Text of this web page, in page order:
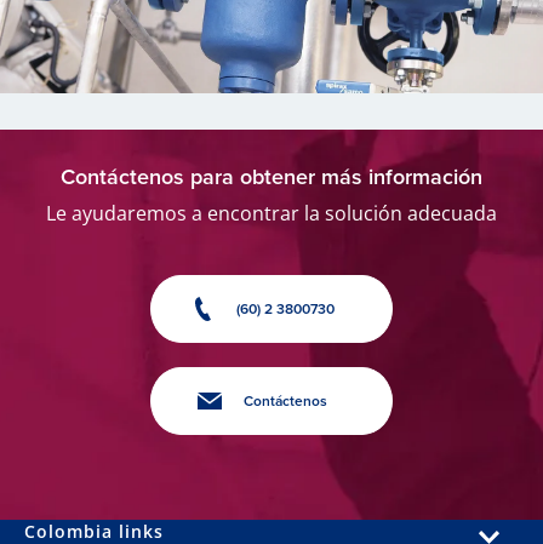
Contáctenos para obtener más información
Le ayudaremos a encontrar la solución adecuada
(60) 2 3800730
Contáctenos
Colombia links